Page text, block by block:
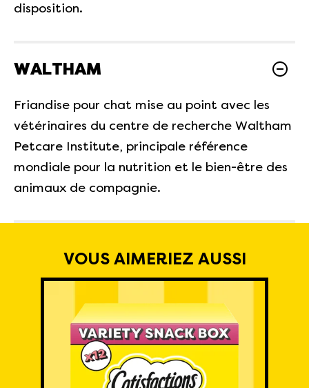
disposition.
WALTHAM
Friandise pour chat mise au point avec les
vétérinaires du centre de recherche Waltham
Petcare Institute, principale référence
mondiale pour la nutrition et le bien-être des
animaux de compagnie.
VOUS AIMERIEZ AUSSI